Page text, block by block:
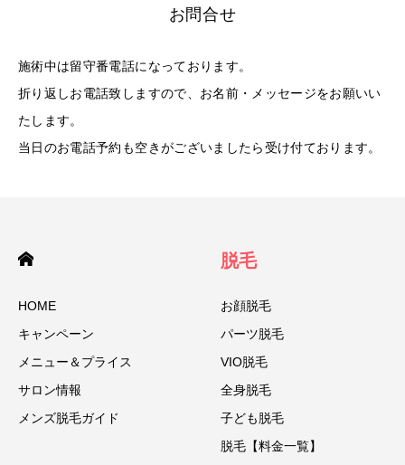
お問合せ
施術中は留守番電話になっております。
折り返しお電話致しますので、お名前・メッセージをお願いい
たします。
当日のお電話予約も空きがございましたら受け付ております。
HOME
キャンペーン
メニュー＆プライス
サロン情報
メンズ脱毛ガイド
脱毛
お顔脱毛
パーツ脱毛
VIO脱毛
全身脱毛
子ども脱毛
脱毛【料金一覧】